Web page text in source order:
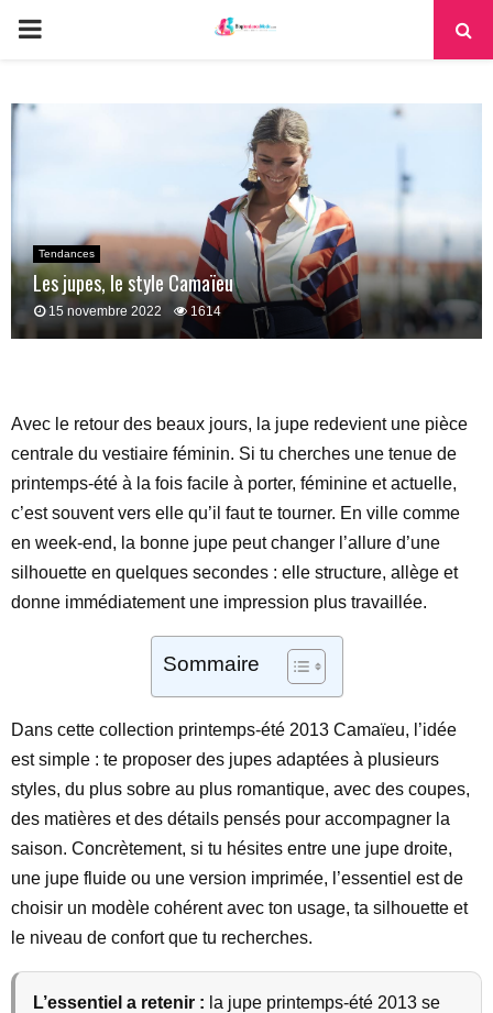
PRIMARY
Tendances
Les jupes, le style Camaïeu
15 novembre 2022 1614
Avec le retour des beaux jours, la jupe redevient une pièce
centrale du vestiaire féminin. Si tu cherches une tenue de
printemps-été à la fois facile à porter, féminine et actuelle,
c’est souvent vers elle qu’il faut te tourner. En ville comme
en week-end, la bonne jupe peut changer l’allure d’une
silhouette en quelques secondes : elle structure, allège et
donne immédiatement une impression plus travaillée.
Sommaire
Dans cette collection printemps-été 2013 Camaïeu, l’idée
est simple : te proposer des jupes adaptées à plusieurs
styles, du plus sobre au plus romantique, avec des coupes,
des matières et des détails pensés pour accompagner la
saison. Concrètement, si tu hésites entre une jupe droite,
une jupe fluide ou une version imprimée, l’essentiel est de
choisir un modèle cohérent avec ton usage, ta silhouette et
le niveau de confort que tu recherches.
L’essentiel a retenir : la jupe printemps-été 2013 se